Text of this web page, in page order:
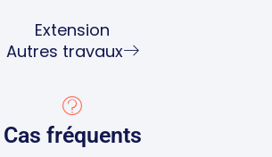
Extension
Autres travaux
Cas fréquents